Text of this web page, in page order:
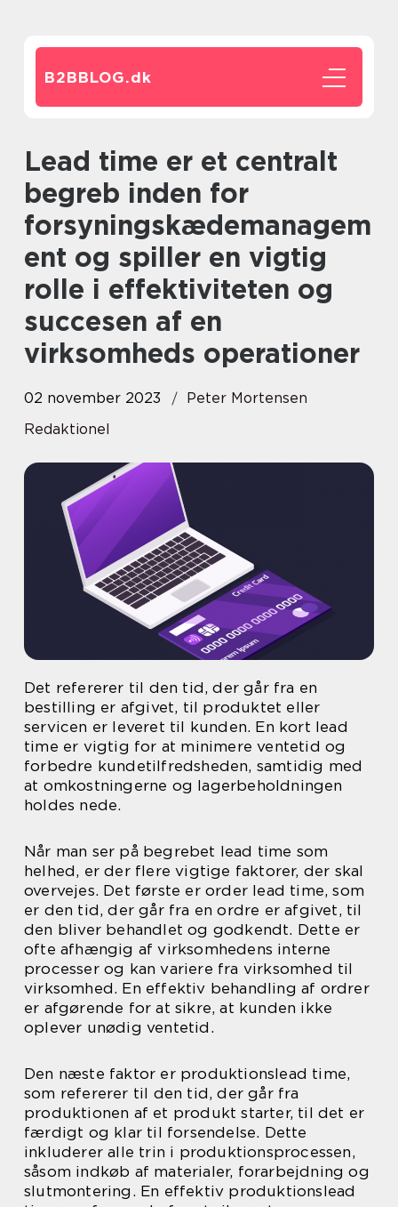
B2BBLOG.dk
Lead time er et centralt
begreb inden for
forsyningskædemanagem
ent og spiller en vigtig
rolle i effektiviteten og
succesen af en
virksomheds operationer
02 november 2023
Peter Mortensen
Redaktionel
Det refererer til den tid, der går fra en
bestilling er afgivet, til produktet eller
servicen er leveret til kunden. En kort lead
time er vigtig for at minimere ventetid og
forbedre kundetilfredsheden, samtidig med
at omkostningerne og lagerbeholdningen
holdes nede.
Når man ser på begrebet lead time som
helhed, er der flere vigtige faktorer, der skal
overvejes. Det første er order lead time, som
er den tid, der går fra en ordre er afgivet, til
den bliver behandlet og godkendt. Dette er
ofte afhængig af virksomhedens interne
processer og kan variere fra virksomhed til
virksomhed. En effektiv behandling af ordrer
er afgørende for at sikre, at kunden ikke
oplever unødig ventetid.
Den næste faktor er produktionslead time,
som refererer til den tid, der går fra
produktionen af et produkt starter, til det er
færdigt og klar til forsendelse. Dette
inkluderer alle trin i produktionsprocessen,
såsom indkøb af materialer, forarbejdning og
slutmontering. En effektiv produktionslead